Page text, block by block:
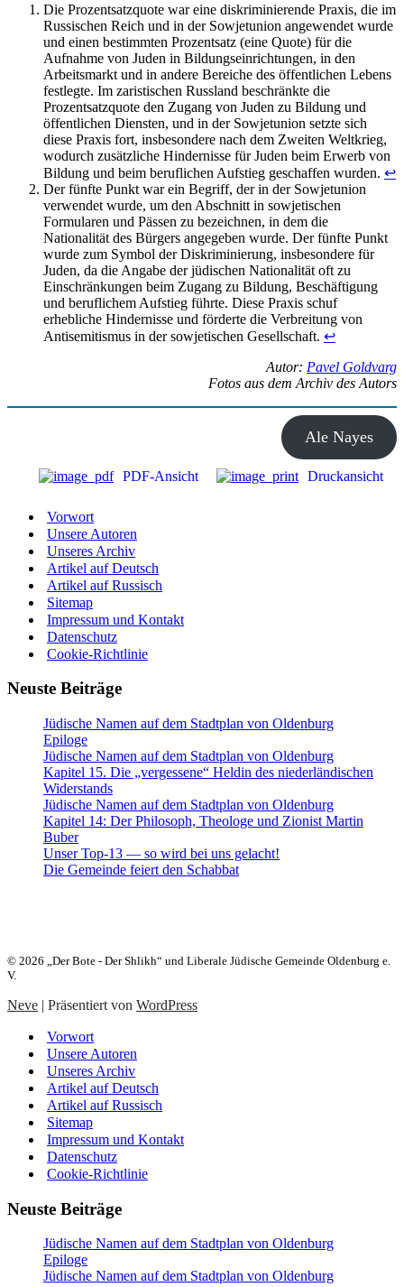
Die Prozentsatzquote war eine diskriminierende Praxis, die im
Russischen Reich und in der Sowjetunion angewendet wurde
und einen bestimmten Prozentsatz (eine Quote) für die
Aufnahme von Juden in Bildungseinrichtungen, in den
Arbeitsmarkt und in andere Bereiche des öffentlichen Lebens
festlegte. Im zaristischen Russland beschränkte die
Prozentsatzquote den Zugang von Juden zu Bildung und
öffentlichen Diensten, und in der Sowjetunion setzte sich
diese Praxis fort, insbesondere nach dem Zweiten Weltkrieg,
wodurch zusätzliche Hindernisse für Juden beim Erwerb von
Bildung und beim beruflichen Aufstieg geschaffen wurden. ↩︎
Der fünfte Punkt war ein Begriff, der in der Sowjetunion
verwendet wurde, um den Abschnitt in sowjetischen
Formularen und Pässen zu bezeichnen, in dem die
Nationalität des Bürgers angegeben wurde. Der fünfte Punkt
wurde zum Symbol der Diskriminierung, insbesondere für
Juden, da die Angabe der jüdischen Nationalität oft zu
Einschränkungen beim Zugang zu Bildung, Beschäftigung
und beruflichem Aufstieg führte. Diese Praxis schuf
erhebliche Hindernisse und förderte die Verbreitung von
Antisemitismus in der sowjetischen Gesellschaft. ↩︎
Autor: Pavel Goldvarg
Fotos aus dem Archiv des Autors
Ale Nayes
PDF-Ansicht Druckansicht
Vorwort
Unsere Autoren
Unseres Archiv
Artikel auf Deutsch
Artikel auf Russisch
Sitemap
Impressum und Kontakt
Datenschutz
Cookie-Richtlinie
Neuste Beiträge
Jüdische Namen auf dem Stadtplan von Oldenburg
Epiloge
Jüdische Namen auf dem Stadtplan von Oldenburg
Kapitel 15. Die „vergessene“ Heldin des niederländischen
Widerstands
Jüdische Namen auf dem Stadtplan von Oldenburg
Kapitel 14: Der Philosoph, Theologe und Zionist Martin
Buber
Unser Top-13 — so wird bei uns gelacht!
Die Gemeinde feiert den Schabbat
© 2026 „Der Bote - Der Shlikh“ und Liberale Jüdische Gemeinde Oldenburg e.
V.
Neve | Präsentiert von WordPress
Vorwort
Unsere Autoren
Unseres Archiv
Artikel auf Deutsch
Artikel auf Russisch
Sitemap
Impressum und Kontakt
Datenschutz
Cookie-Richtlinie
Neuste Beiträge
Jüdische Namen auf dem Stadtplan von Oldenburg
Epiloge
Jüdische Namen auf dem Stadtplan von Oldenburg